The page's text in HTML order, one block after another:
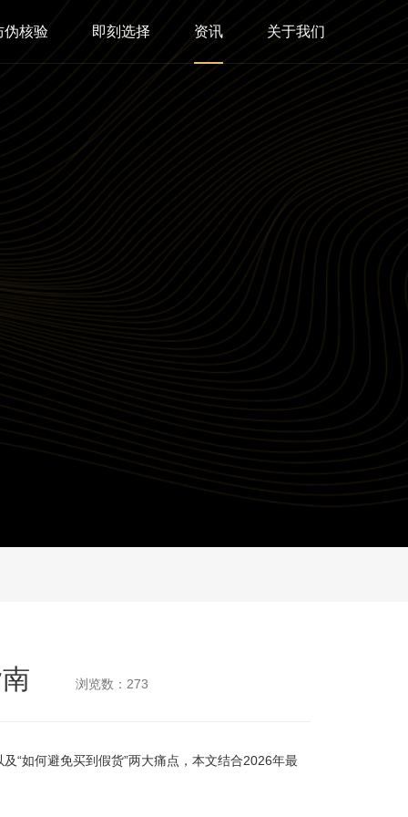
伪核验 即刻选择 资讯 关于我们
浏览数：273
“如何避免买到假货”两大痛点，本文结合2026年最